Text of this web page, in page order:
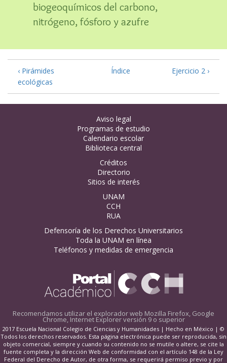
biogeoquímicos del carbono,
nitrógeno, fósforo y azufre
‹ Pirámides
ecológicas
Índice Ejercicio 2 ›
Aviso legal
Programas de estudio
Calendario escolar
Biblioteca central
Créditos
Directorio
Sitios de interés
UNAM
CCH
RUA
Defensoría de los Derechos Universitarios
Toda la UNAM en línea
Teléfonos y medidas de emergencia
Recomendamos utilizar el explorador web Mozilla Firefox, Google
Chrome, Internet Explorer versión 9 o superior
2017 Escuela Nacional Colegio de Ciencias y Humanidades | Hecho en México | ©
Todos los derechos reservados. Esta página electrónica puede ser reproducida, sin
objeto comercial, siempre y cuando su contenido no se mutile o altere, se cite la
fuente completa y la dirección Web de conformidad con el artículo 148 de la Ley
Federal del Derecho de Autor, de otra forma, se requerirá permiso previo y por